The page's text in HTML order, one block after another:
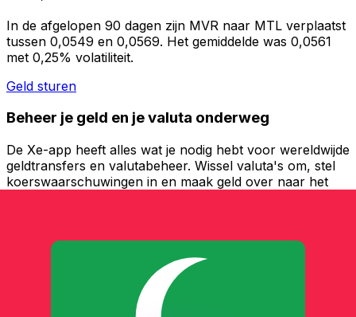
In de afgelopen 90 dagen zijn MVR naar MTL verplaatst
tussen 0,0549 en 0,0569. Het gemiddelde was 0,0561
met 0,25% volatiliteit.
Geld sturen
Beheer je geld en je valuta onderweg
De Xe-app heeft alles wat je nodig hebt voor wereldwijde
geldtransfers en valutabeheer. Wissel valuta's om, stel
koerswaarschuwingen in en maak geld over naar het